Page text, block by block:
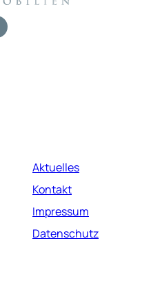
Aktuelles
Kontakt
Impressum
Datenschutz